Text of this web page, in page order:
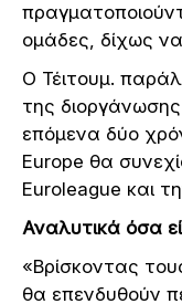
ομάδες, δίχως
Ο Τέιτουμ.
της διοργάνωσης
επόμενα δύο
Europe θα
Euroleague και
Αναλυτικά όσα
«Βρίσκοντας
θα επενδυθούν